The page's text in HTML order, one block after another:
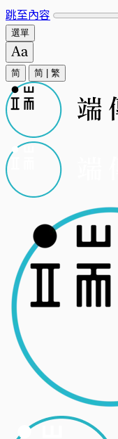
跳至內容
選單
简 简 繁